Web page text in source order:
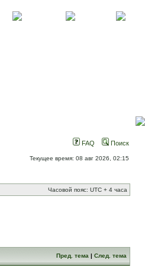
FAQ Поиск
Текущее время: 08 авг 2026, 02:15
Часовой пояс: UTC + 4 часа
Пред. тема | След. тема